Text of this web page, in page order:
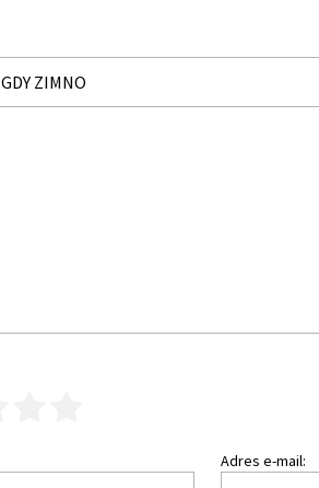
GDY ZIMNO
Adres e-mail: